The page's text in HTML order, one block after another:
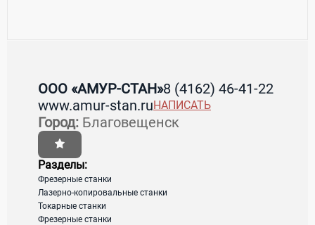
Страна:РоссияРегион:Амурская область
Город:Благовещенск
г. Благовещенск, ул. Тенистая 131, 2
этаж, офис 204
загрузка карты...
ООО «АМУР-СТАН»8 (4162) 46-41-22
www.amur-stan.ruНАПИСАТЬ
Город: Благовещенск
Разделы:
Фрезерные станки
Лазерно-копировальные станки
Токарные станки
Фрезерные станки